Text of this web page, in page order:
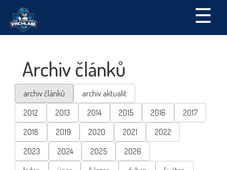
☰
Archiv článků
archiv článků
archiv aktualit
2012
2013 2014 2015 2016
2017
2018
2019 2020 2021
2022
2023
2024 2025
2026